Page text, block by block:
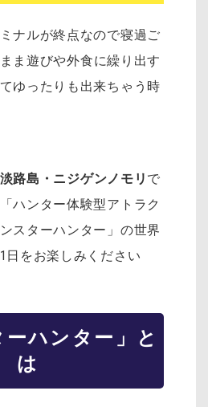
ナルが終点なので寝過ご
ま遊びや外食に繰り出す
ゆったりも出来ちゃう時
淡路島・ニジゲンノモリ で
ハンター体験型アトラク
スターハンター」の世界
日をお楽しみください
ーハンター」と
は